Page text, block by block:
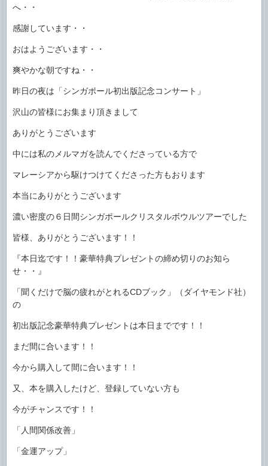
へ・・
感謝しています・・
おはようございます・・
爽やかな朝ですね・・
昨日の夜は「シンガポール初出版記念コンサート」
沢山の皆様にお集まり頂きまして
ありがとうございます
中には私のメルマガを読んでくださっている方で
マレーシアから駆けつけてくださった方もおります
本当にありがとうございます
濃い密度の６日間シンガポールクリスタルボウルツアーでした
皆様、ありがとうございます！！
『本日迄です！！豪華特典プレゼントの締め切りのお知ら
せ・・』
「聞くだけで脳の疲れがとれるCDブック」（ダイヤモンド社）
の
初出版記念豪華特典プレゼントは本日までです！！
まだ間に合います！！
今から購入して間に合います！！
又、本を購入したけど、登録していない方も
今がチャンスです！！
「人間関係改善」
「金運アップ」